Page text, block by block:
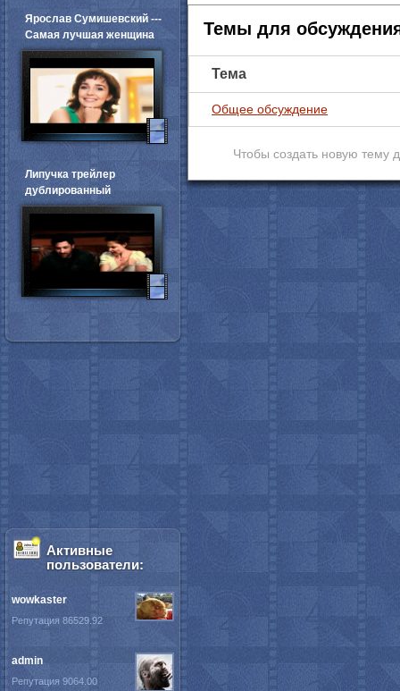
Темы для
Тема
Общее обсуждение
Чтобы создать новую тему
Ярослав Сумишевский ---
Самая лучшая женщина
Липучка трейлер
дублированный
Активные
пользователи:
wowkaster
Репутация 86529.92
admin
Репутация 9064.00